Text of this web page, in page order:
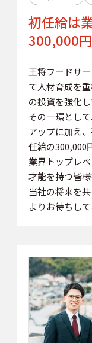
初任給は
300,000円
王将フードサ
て人材育成を
の投資を強化し
その一環とし
アップに加え
任給の300,000
業界トップレ
才能を持つ皆
当社の将来を
よりお待ちして